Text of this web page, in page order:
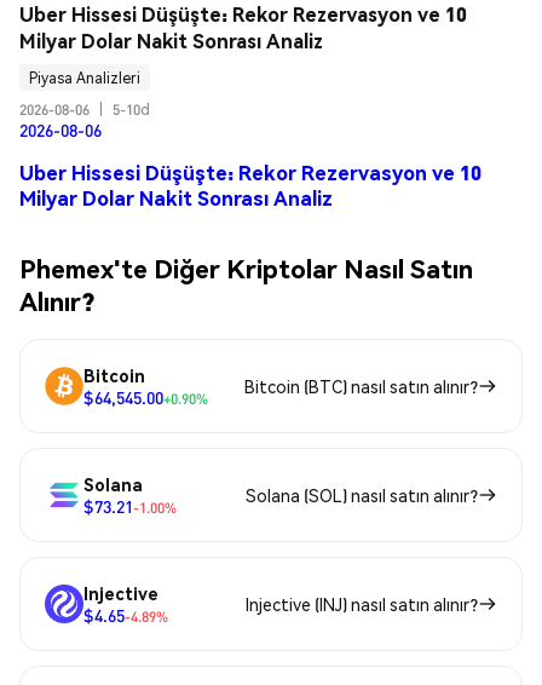
Uber Hissesi Düşüşte: Rekor Rezervasyon ve 10
Milyar Dolar Nakit Sonrası Analiz
Piyasa Analizleri
2026-08-06
5-10d
2026-08-06
Uber Hissesi Düşüşte: Rekor Rezervasyon ve 10
Milyar Dolar Nakit Sonrası Analiz
Phemex'te Diğer Kriptolar Nasıl Satın
Alınır?
Bitcoin
$64,545.00+0.90%
Bitcoin (BTC) nasıl satın alınır?
Solana
$73.21-1.00%
Solana (SOL) nasıl satın alınır?
Injective
$4.65-4.89%
Injective (INJ) nasıl satın alınır?